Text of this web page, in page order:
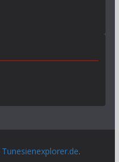
Tunesienexplorer.de.